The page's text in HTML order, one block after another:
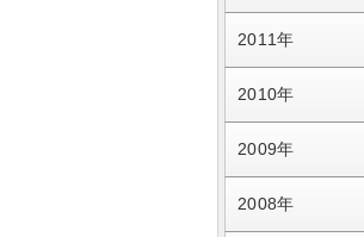
2011年
2010年
2009年
2008年